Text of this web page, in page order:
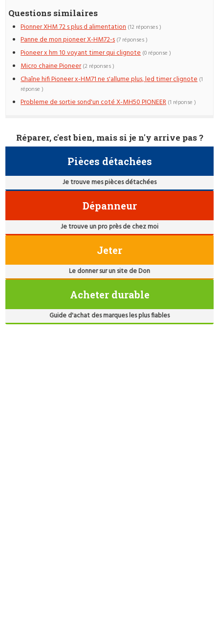
Questions similaires
Pionner XHM 72 s plus d alimentation (12 réponses )
Panne de mon pioneer X-HM72-s (7 réponses )
Pioneer x hm 10 voyant timer qui clignote (0 réponse )
Micro chaine Pioneer (2 réponses )
Chaîne hifi Pioneer x-HM71 ne s'allume plus, led timer clignote (1
réponse )
Probleme de sortie sond'un coté X-MH50 PIONEER (1 réponse )
Réparer, c'est bien, mais si je n'y arrive pas ?
Pièces détachées
Je trouve mes pièces détachées
Dépanneur
Je trouve un pro près de chez moi
Jeter
Le donner sur un site de Don
Acheter durable
Guide d'achat des marques les plus fiables